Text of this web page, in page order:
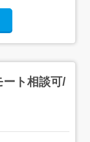
ート相談可/